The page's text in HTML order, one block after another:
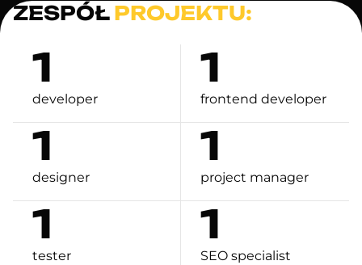
ZESPÓŁ PROJEKTU:
1
developer
1
frontend developer
1
designer
1
project manager
1
tester
1
SEO specialist